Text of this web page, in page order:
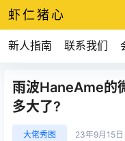
虾仁猪心
新人指南 联系我们
雨波HaneAme的
多大了?
大佬秀图 23年9月15日